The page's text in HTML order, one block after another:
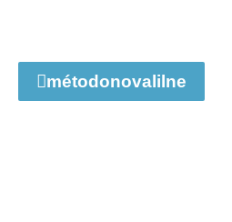
métodonovalilne